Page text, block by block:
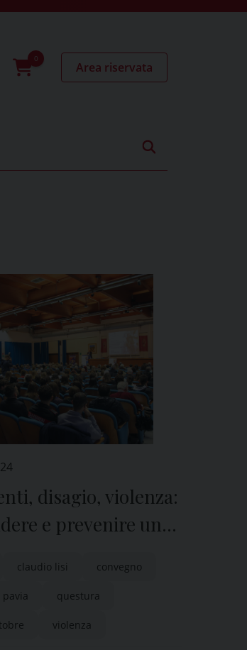
0
Area riservata
disagio, violenza:
e prevenire un
claudio lisi convegno
pavia questura
violenza